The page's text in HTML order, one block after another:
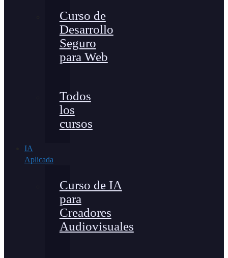
Curso de
Desarrollo
Seguro
para Web
Todos
los
cursos
IA
Aplicada
Curso de IA
para
Creadores
Audiovisuales